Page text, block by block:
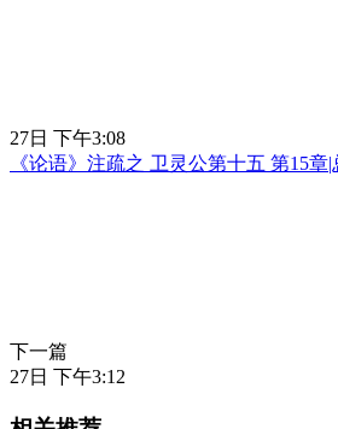
27日 下午3:08
《论语》注疏之 卫灵公第十五 第15章|
下一篇
27日 下午3:12